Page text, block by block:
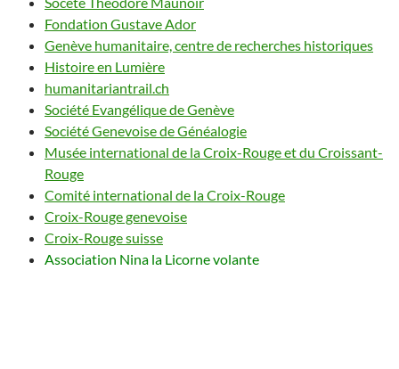
Fondation Gustave Ador
Genève humanitaire, centre de recherches historiques
Histoire en Lumière
humanitariantrail.ch
Société Evangélique de Genève
Société Genevoise de Généalogie
Musée international de la Croix-Rouge et du Croissant-
Rouge
Comité international de la Croix-Rouge
Croix-Rouge genevoise
Croix-Rouge suisse
Association Nina la Licorne volante